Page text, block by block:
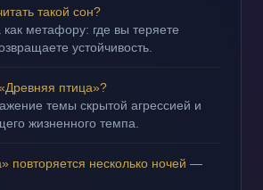
такой сон?
метафору: где вы теряете
устойчивость.
птица»?
темы скрытой агрессией и
жизненного темпа.
повторяется несколько ночей —